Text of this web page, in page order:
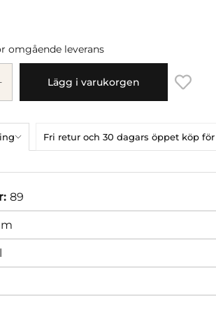
omgående leverans
Lägg i varukorgen
Fri retur och 30 dagars öppet köp
89